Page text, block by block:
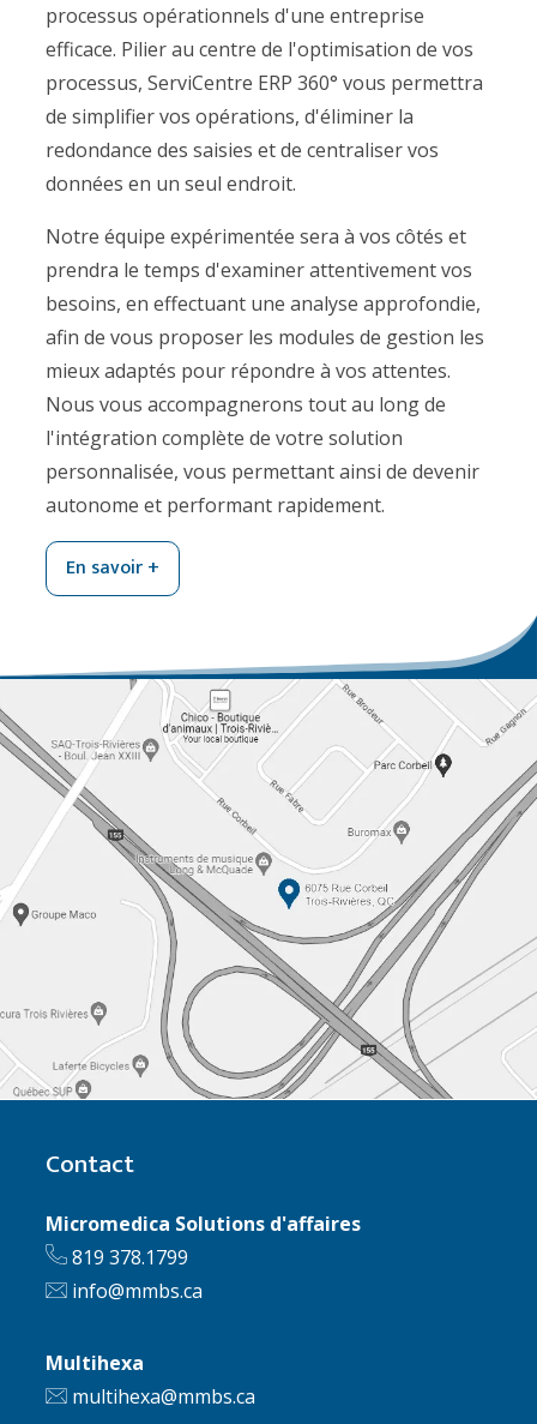
processus opérationnels d'une entreprise
efficace. Pilier au centre de l'optimisation de vos
processus, ServiCentre ERP 360° vous permettra
de simplifier vos opérations, d'éliminer la
redondance des saisies et de centraliser vos
données en un seul endroit.
Notre équipe expérimentée sera à vos côtés et
prendra le temps d'examiner attentivement vos
besoins, en effectuant une analyse approfondie,
afin de vous proposer les modules de gestion les
mieux adaptés pour répondre à vos attentes.
Nous vous accompagnerons tout au long de
l'intégration complète de votre solution
personnalisée, vous permettant ainsi de devenir
autonome et performant rapidement.
En savoir +
Contact
Micromedica Solutions d'affaires
819 378.1799
info@mmbs.ca
Multihexa
multihexa@mmbs.ca